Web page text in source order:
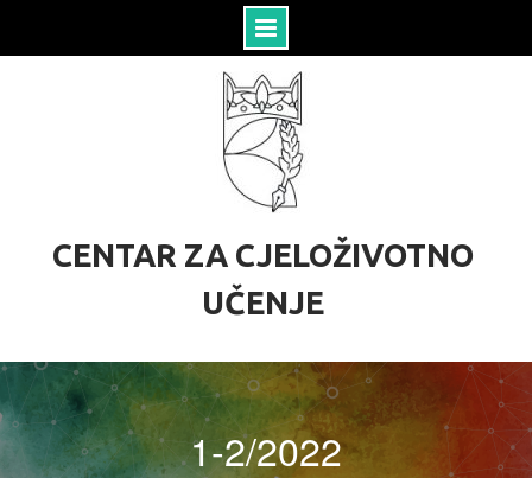
CENTAR ZA CJELOŽIVOTNO
UČENJE
1-2/2022